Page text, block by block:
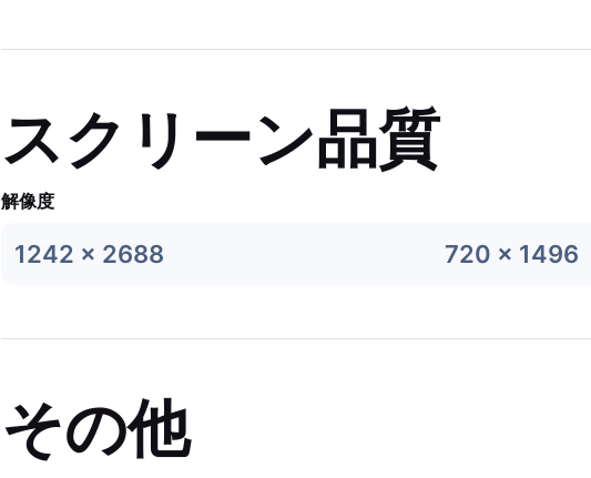
スクリーン品質
解像度
1242 x 2688 720 x 1496
その他